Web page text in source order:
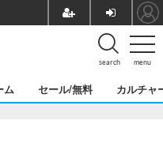
menu
search
ム セール/無料 カルチャ